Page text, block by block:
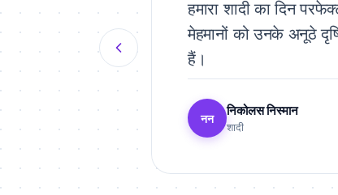
हमारा शादी का दिन
मेहमानों को उनके अनूठे
हैं।
नन
निकोलस निस्मान
शादी